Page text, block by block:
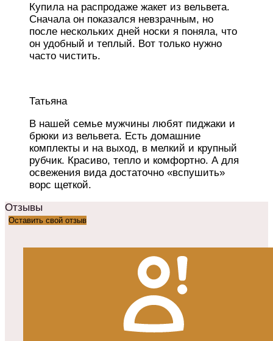
Купила на распродаже жакет из вельвета.
Сначала он показался невзрачным, но
после нескольких дней носки я поняла, что
он удобный и теплый. Вот только нужно
часто чистить.
Татьяна
В нашей семье мужчины любят пиджаки и
брюки из вельвета. Есть домашние
комплекты и на выход, в мелкий и крупный
рубчик. Красиво, тепло и комфортно. А для
освежения вида достаточно «вспушить»
ворс щеткой.
Отзывы
Оставить свой отзыв